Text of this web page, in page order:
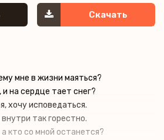
Скачать
мне в жизни маяться?
на сердце тает снег?
хочу исповедаться.
так горестно.
кто со мной останется?